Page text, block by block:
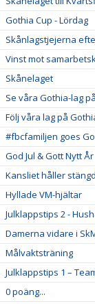
Gothia Cup - Lördag
Skånlagstjejerna
Vinst mot
Skånelaget
Se våra Gothia-lag
Följ våra lag på
#fbcfamiljen goes
God Jul & Gott Nytt År
Kansliet håller stängd
Hyllade VM-hjältar
Julklappstips 2 -
Damerna vidare i
Målvaktsträning
Julklappstips 1 –
0 poäng...